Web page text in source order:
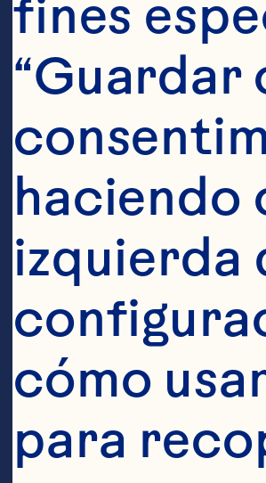
fines
“Guardar
haciendo
izquierda
cómo
para